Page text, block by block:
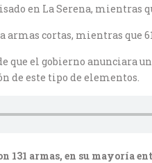
en La Serena, mientras
cortas, mientras que
que el gobierno
de este tipo de elementos.
131 armas, en su mayoría